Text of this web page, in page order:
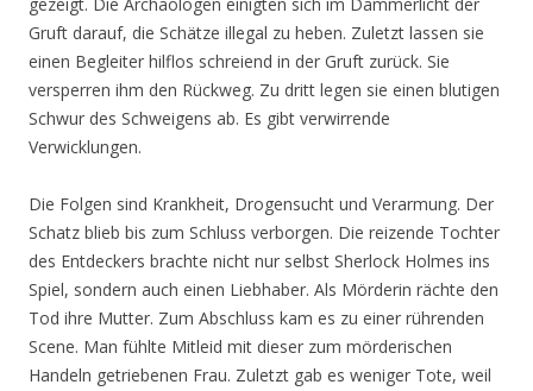
gezeigt. Die Archäologen einigten sich im Dämmerlicht der
Gruft darauf, die Schätze illegal zu heben. Zuletzt lassen sie
einen Begleiter hilflos schreiend in der Gruft zurück. Sie
versperren ihm den Rückweg. Zu dritt legen sie einen blutigen
Schwur des Schweigens ab. Es gibt verwirrende
Verwicklungen.
Die Folgen sind Krankheit, Drogensucht und Verarmung. Der
Schatz blieb bis zum Schluss verborgen. Die reizende Tochter
des Entdeckers brachte nicht nur selbst Sherlock Holmes ins
Spiel, sondern auch einen Liebhaber. Als Mörderin rächte den
Tod ihre Mutter. Zum Abschluss kam es zu einer rührenden
Scene. Man fühlte Mitleid mit dieser zum mörderischen
Handeln getriebenen Frau. Zuletzt gab es weniger Tote, weil